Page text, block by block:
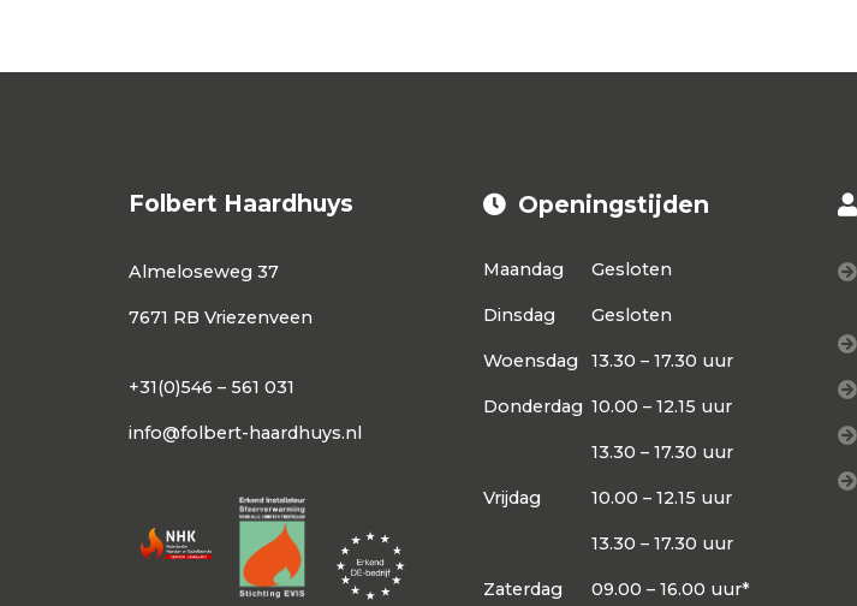
Folbert Haardhuys
Almeloseweg 37
7671 RB Vriezenveen
+31(0)546 – 561 031
info@folbert-haardhuys.nl
Openingstijden
Maandag Gesloten
Dinsdag Gesloten
Woensdag 13.30 – 17.30 uur
Donderdag 10.00 – 12.15 uur
13.30 – 17.30 uur
Vrijdag 10.00 – 12.15 uur
13.30 – 17.30 uur
Zaterdag 09.00 – 16.00 uur*